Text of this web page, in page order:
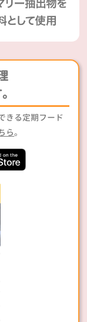
きる定期フード
ら。